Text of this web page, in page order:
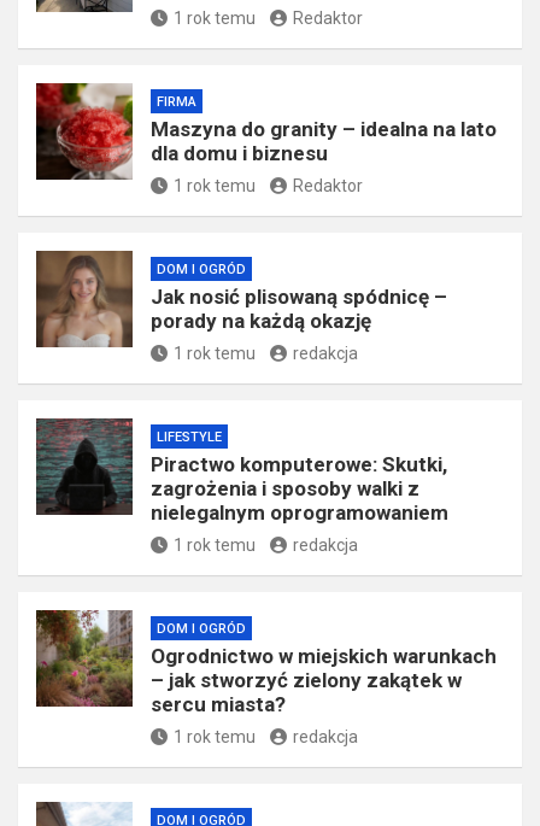
1 rok temu Redaktor
FIRMA
​Maszyna do granity – idealna na lato
dla domu i biznesu
1 rok temu Redaktor
DOM I OGRÓD
Jak nosić plisowaną spódnicę –
porady na każdą okazję
1 rok temu redakcja
LIFESTYLE
Piractwo komputerowe: Skutki,
zagrożenia i sposoby walki z
nielegalnym oprogramowaniem
1 rok temu redakcja
DOM I OGRÓD
Ogrodnictwo w miejskich warunkach
– jak stworzyć zielony zakątek w
sercu miasta?
1 rok temu redakcja
DOM I OGRÓD